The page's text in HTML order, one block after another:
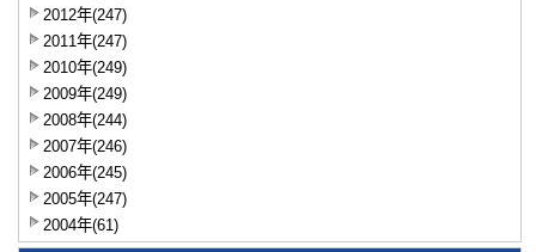
2012年(247)
2011年(247)
2010年(249)
2009年(249)
2008年(244)
2007年(246)
2006年(245)
2005年(247)
2004年(61)